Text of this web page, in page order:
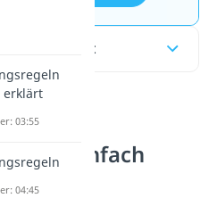
einfach
erklärt
03:55
04:45